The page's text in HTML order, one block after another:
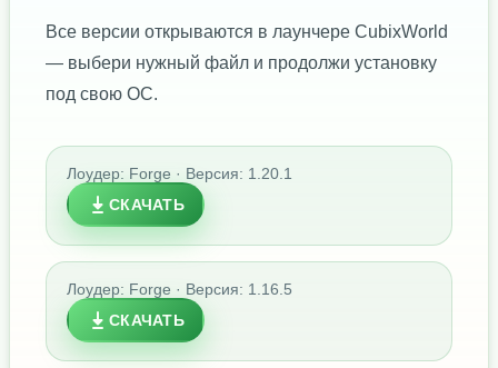
Все версии открываются в лаунчере CubixWorld
— выбери нужный файл и продолжи установку
под свою ОС.
Лоудер: Forge · Версия: 1.20.1
СКАЧАТЬ
Лоудер: Forge · Версия: 1.16.5
СКАЧАТЬ